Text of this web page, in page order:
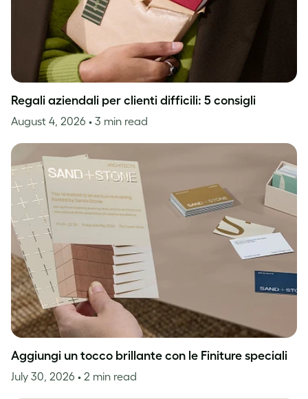
Regali aziendali per clienti difficili: 5 consigli
August 4, 2026 • 3 min read
Aggiungi un tocco brillante con le Finiture speciali
July 30, 2026 • 2 min read